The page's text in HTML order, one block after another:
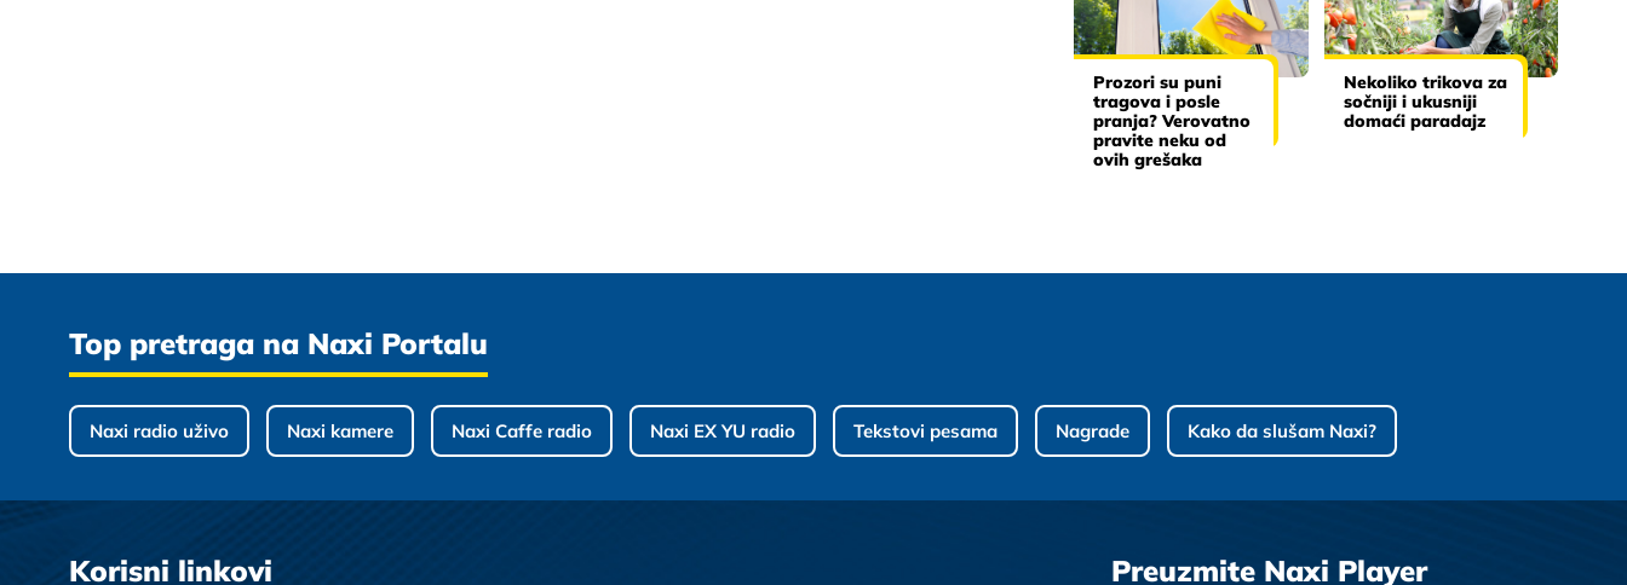
Prozori su puni
tragova i posle
pranja? Verovatno
pravite neku od
ovih grešaka
Nekoliko trikova za
sočniji i ukusniji
domaći paradajz
Top pretraga na Naxi Portalu
Naxi radio uživo Naxi kamere Naxi Caffe radio Naxi EX YU radio Tekstovi pesama Nagrade Kako da slušam Naxi?
Korisni linkovi Preuzmite Naxi Player